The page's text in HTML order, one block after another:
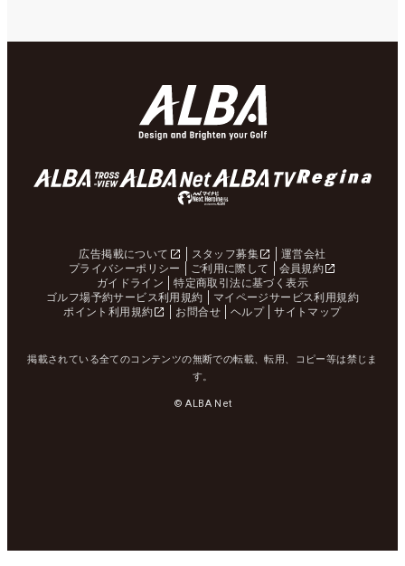
広告掲載について スタッフ募集
運営会社
プライバシーポリシー
ご利用に際して
会員規約
ガイドライン
特定商取引法に基づく表示
ゴルフ場予約サービス利用規約
マイページサービス利用規約
ポイント利用規約
お問合せ ヘルプ サイトマップ
掲載されている全てのコンテンツの無断での転載、転用、コピー等は禁じま
す。
© ALBA Net